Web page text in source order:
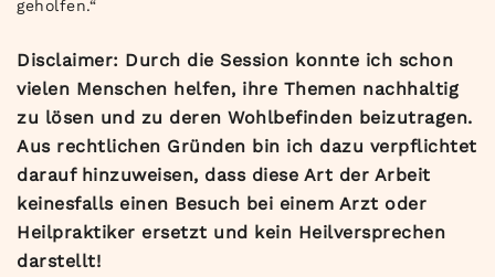
geholfen.“
Disclaimer: Durch die Session konnte ich schon
vielen Menschen helfen, ihre Themen nachhaltig
zu lösen und zu deren Wohlbefinden beizutragen.
Aus rechtlichen Gründen bin ich dazu verpflichtet
darauf hinzuweisen, dass diese Art der Arbeit
keinesfalls einen Besuch bei einem Arzt oder
Heilpraktiker ersetzt und kein Heilversprechen
darstellt!